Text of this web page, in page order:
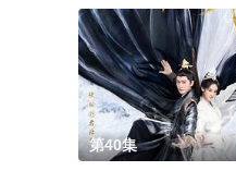
第40集